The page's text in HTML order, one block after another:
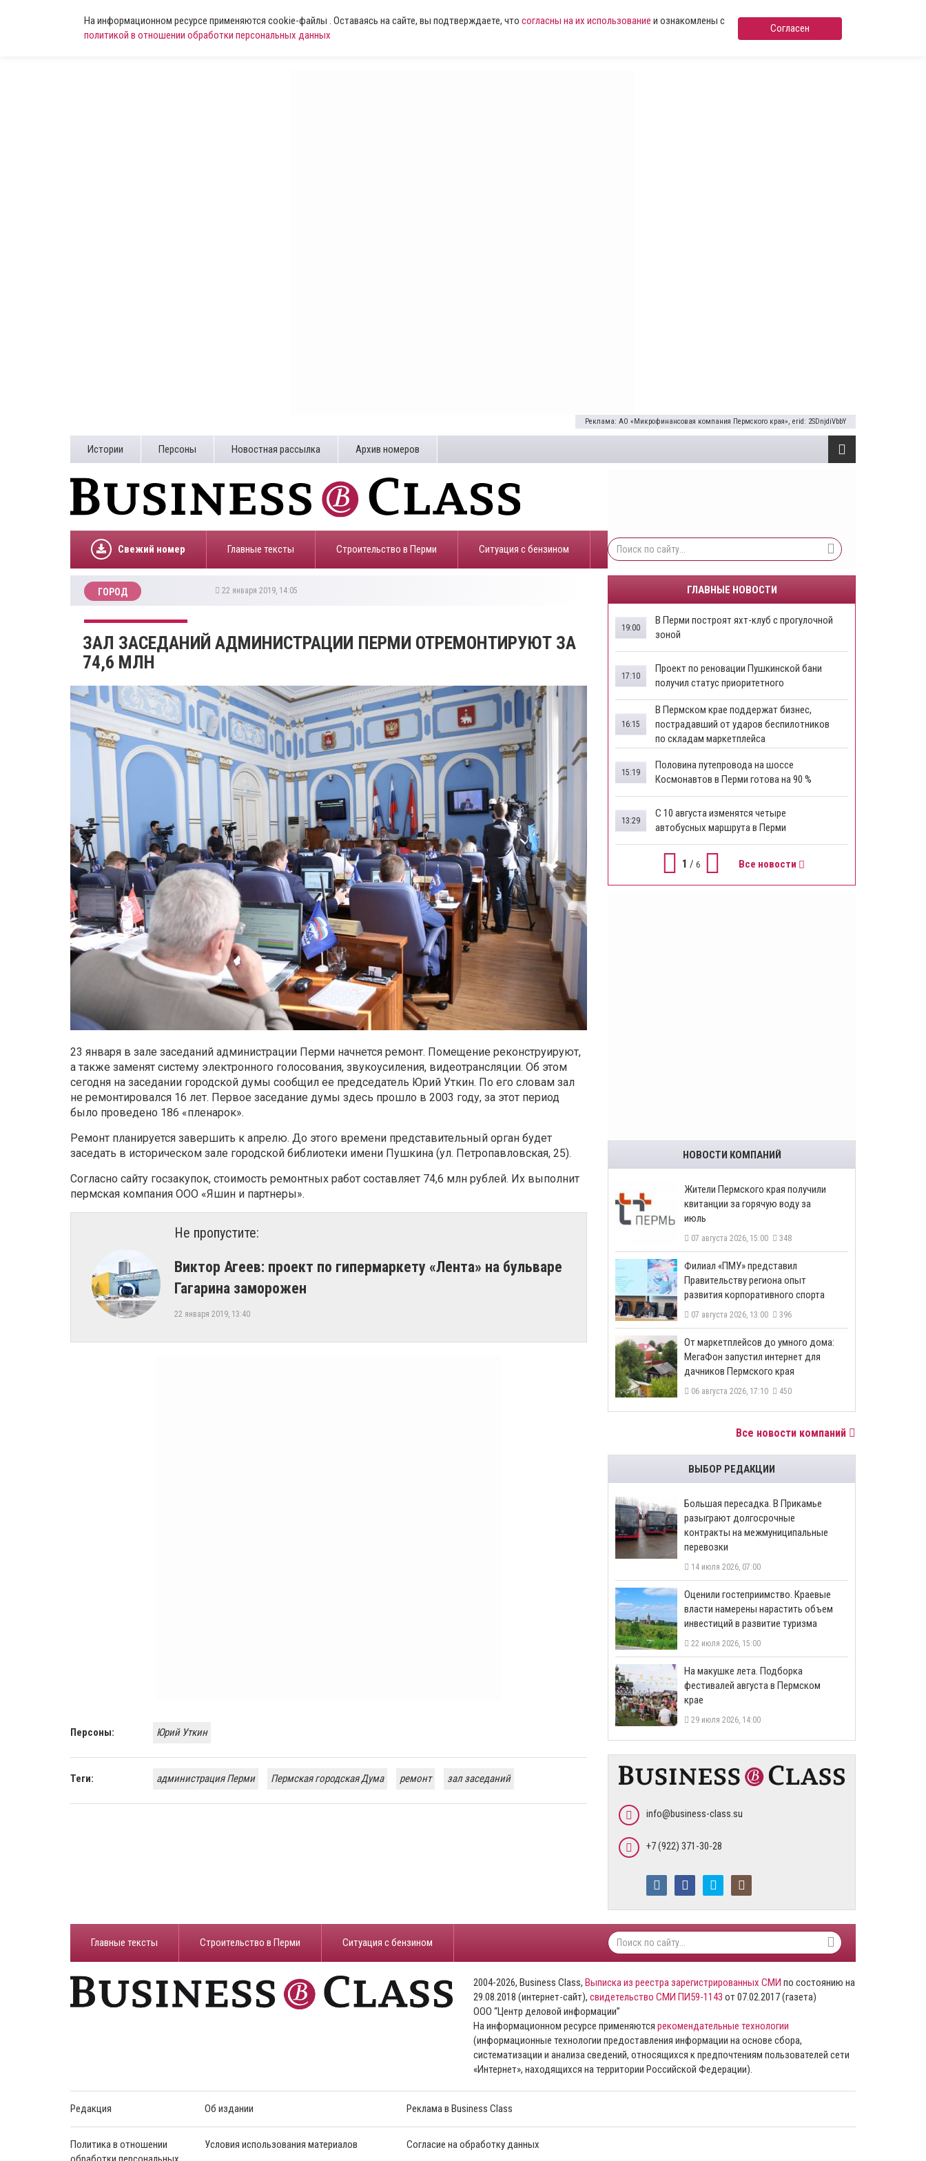
На информационном ресурсе применяются cookie-файлы . Оставаясь на сайте, вы подтверждаете, что согласны на их использование и ознакомлены с
политикой в отношении обработки персональных данных
Согласен
Реклама: АО «Микрофинансовая компания Пермского края», erid: 2SDnjdiVbbY
Истории Персоны Новостная рассылка Архив номеров
Свежий номер Главные тексты Строительство в Перми ​Ситуация с бензином
ГОРОД 22 января 2019, 14:05
ЗАЛ ЗАСЕДАНИЙ АДМИНИСТРАЦИИ ПЕРМИ ОТРЕМОНТИРУЮТ ЗА
74,6 МЛН
23 января в зале заседаний администрации Перми начнется ремонт. Помещение реконструируют,
а также заменят систему электронного голосования, звукоусиления, видеотрансляции. Об этом
сегодня на заседании городской думы сообщил ее председатель Юрий Уткин. По его словам зал
не ремонтировался 16 лет. Первое заседание думы здесь прошло в 2003 году, за этот период
было проведено 186 «пленарок».
Ремонт планируется завершить к апрелю. До этого времени представительный орган будет
заседать в историческом зале городской библиотеки имени Пушкина (ул. Петропавловская, 25).
Согласно сайту госзакупок, стоимость ремонтных работ составляет 74,6 млн рублей. Их выполнит
пермская компания ООО «Яшин и партнеры».
Не пропустите:
​Виктор Агеев: проект по гипермаркету «Лента» на бульваре
Гагарина заморожен
22 января 2019, 13:40
Персоны: Юрий Уткин
Теги: администрация Перми Пермская городская Дума ремонт зал заседаний
ГЛАВНЫЕ НОВОСТИ
В Перми построят яхт-клуб с прогулочной
зоной
19:00
​Проект по реновации Пушкинской бани
получил статус приоритетного
17:10
​В Пермском крае поддержат бизнес,
пострадавший от ударов беспилотников
по складам маркетплейса
16:15
​Половина путепровода на шоссе
Космонавтов в Перми готова на 90 %
15:19
​С 10 августа изменятся четыре
автобусных маршрута в Перми
13:29
1 / 6 Все новости
НОВОСТИ КОМПАНИЙ
​Жители Пермского края получили
квитанции за горячую воду за
июль
07 августа 2026, 15:00 348
​Филиал «ПМУ» представил
Правительству региона опыт
развития корпоративного спорта
07 августа 2026, 13:00 396
От маркетплейсов до умного дома:
МегаФон запустил интернет для
дачников Пермского края
06 августа 2026, 17:10 450
Все новости компаний
ВЫБОР РЕДАКЦИИ
Большая пересадка. В Прикамье
разыграют долгосрочные
контракты на межмуниципальные
перевозки
14 июля 2026, 07:00
Оценили гостеприимство. Краевые
власти намерены нарастить объем
инвестиций в развитие туризма
22 июля 2026, 15:00
На макушке лета. Подборка
фестивалей августа в Пермском
крае
29 июля 2026, 14:00
info@business-class.su
+7 (922) 371-30-28
Главные тексты Строительство в Перми ​Ситуация с бензином
2004-2026, Business Class, Выписка из реестра зарегистрированных СМИ по состоянию на
29.08.2018 (интернет-сайт), свидетельство СМИ ПИ59-1143 от 07.02.2017 (газета)
ООО “Центр деловой информации”
На информационном ресурсе применяются рекомендательные технологии
(информационные технологии предоставления информации на основе сбора,
систематизации и анализа сведений, относящихся к предпочтениям пользователей сети
«Интернет», находящихся на территории Российской Федерации).
Редакция Об издании Реклама в Business Class
Политика в отношении
Условия использования материалов Согласие на обработку данных